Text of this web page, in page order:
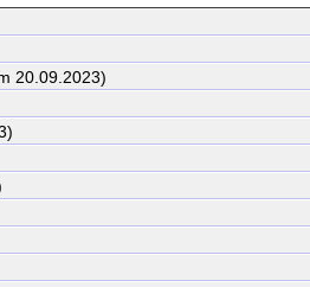
20.09.2023)